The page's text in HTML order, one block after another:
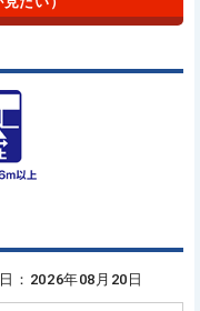
：2026年08月20日